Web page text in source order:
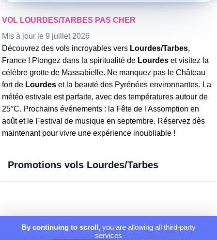
VOL LOURDES/TARBES PAS CHER
Mis à jour le 9 juillet 2026
Découvrez des vols incroyables vers Lourdes/Tarbes,
France ! Plongez dans la spiritualité de Lourdes et visitez la
célèbre grotte de Massabielle. Ne manquez pas le Château
fort de Lourdes et la beauté des Pyrénées environnantes. La
météo estivale est parfaite, avec des températures autour de
25°C. Prochains événements : la Fête de l'Assomption en
août et le Festival de musique en septembre. Réservez dès
maintenant pour vivre une expérience inoubliable !
Promotions vols Lourdes/Tarbes
By continuing to scroll, you are allowing all third-party
services